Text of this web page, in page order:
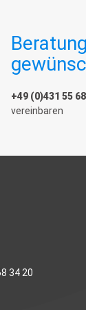
Beratung
+49 (0)431 55
vereinbaren
34 20